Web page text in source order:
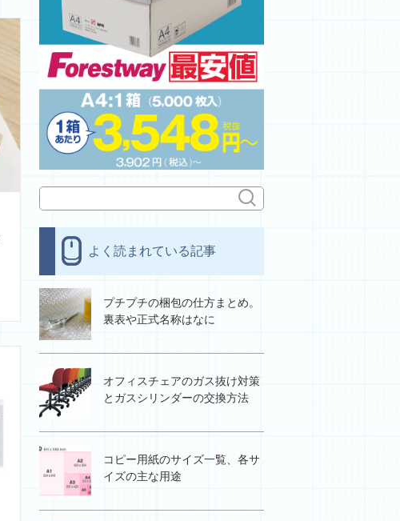
よく読まれている記事
プチプチの梱包の仕方まとめ。
裏表や正式名称はなに
オフィスチェアのガス抜け対策
とガスシリンダーの交換方法
コピー用紙のサイズ一覧、各サ
イズの主な用途